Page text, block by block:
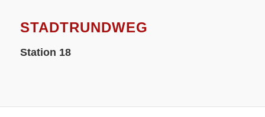
STADTRUNDWEG
Station 18